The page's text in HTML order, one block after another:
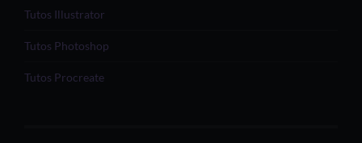
Tutos Illustrator
Tutos Photoshop
Tutos Procreate